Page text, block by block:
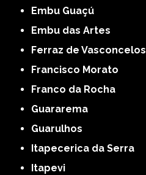
Embu Guaçú
Embu das Artes
Ferraz de Vasconcelos
Francisco Morato
Franco da Rocha
Guararema
Guarulhos
Itapecerica da Serra
Itapevi